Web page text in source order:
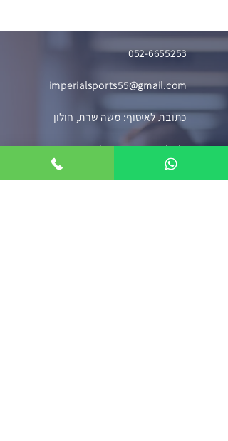
052-6655253
imperialsports55@gmail.com
כתובת לאיסוף: משה שרת, חולון
א'-ה' 08:00-21:00, ו'- 08:00-17:00